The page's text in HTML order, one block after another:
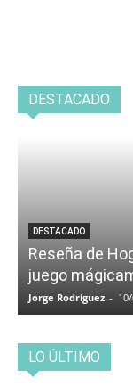
DESTACADO
DESTACADO
Reseña de
juego
Jorge Rodriguez -
LO ÚLTIMO